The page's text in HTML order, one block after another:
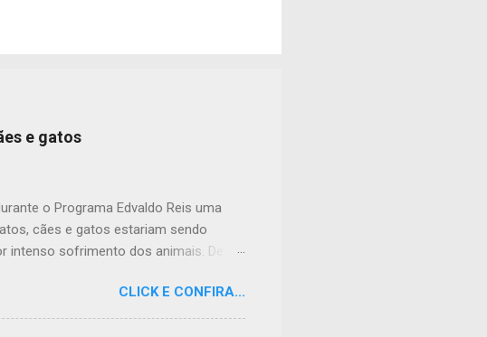
e gatos
o Programa Edvaldo Reis uma
cães e gatos estariam sendo
sofrimento dos animais. De
em frente à sua residência, em
Além da dor causada aos
CLICK E CONFIRA...